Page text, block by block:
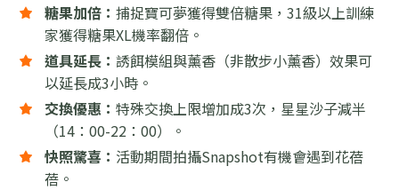
糖果加倍： 捕捉寶可夢獲得雙倍糖果，31級以上訓練
家獲得糖果XL機率翻倍。
道具延長： 誘餌模組與薰香（非散步小薰香）效果可
以延長成3小時。
交換優惠： 特殊交換上限增加成3次，星星沙子減半
（14：00-22：00）。
快照驚喜： 活動期間拍攝Snapshot有機會遇到花蓓
蓓。